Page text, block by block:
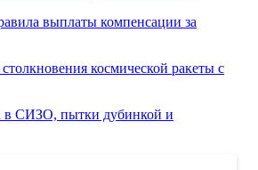
выплаты компенсации за
космической ракеты с
в СИЗО, пытки дубинкой и